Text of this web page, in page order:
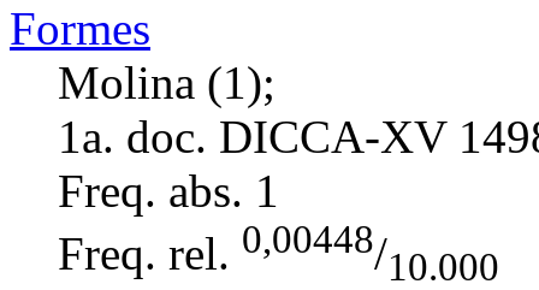
Formes
Molina (1);
1a. doc. DICCA-XV
Freq. abs. 1
Freq. rel. 0,00448/10.000